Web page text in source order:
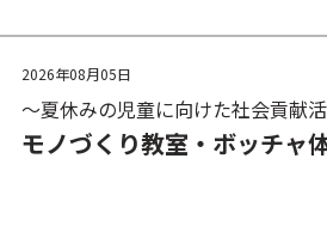
2026年08月05日
～夏休みの児童に向けた社会貢献
モノづくり教室・ボッチャ